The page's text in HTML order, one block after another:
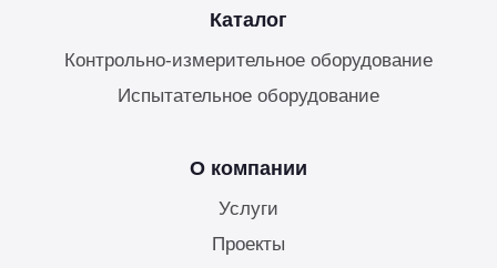
Каталог
Контрольно-измерительное оборудование
Испытательное оборудование
О компании
Услуги
Проекты